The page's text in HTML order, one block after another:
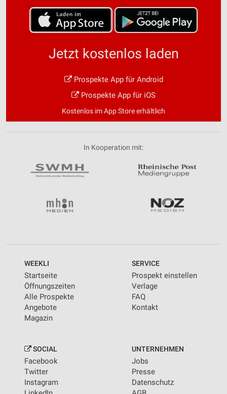
Jetzt kostenlos laden
Prospekte App für Android
Prospekte App für iOS
Kostenlos im App Store erhältlich
In Kooperation mit:
WEEKLI
Startseite
Öffnungszeiten
Alle Prospekte
Angebote
Magazin
SERVICE
Prospekt einstellen
Verlage
FAQ
Kontakt
SOCIAL
Facebook
Twitter
Instagram
UNTERNEHMEN
Jobs
Presse
Datenschutz